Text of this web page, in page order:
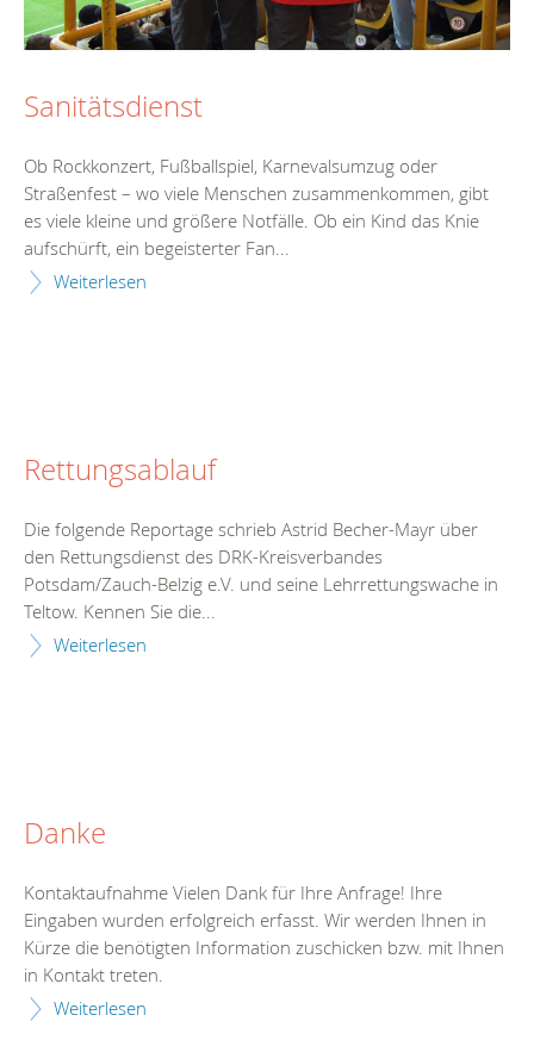
Sanitätsdienst
Ob Rockkonzert, Fußballspiel, Karnevalsumzug oder
Straßenfest – wo viele Menschen zusammenkommen, gibt
es viele kleine und größere Notfälle. Ob ein Kind das Knie
aufschürft, ein begeisterter Fan...
Weiterlesen
Rettungsablauf
Die folgende Reportage schrieb Astrid Becher-Mayr über
den Rettungsdienst des DRK-Kreisverbandes
Potsdam/Zauch-Belzig e.V. und seine Lehrrettungswache in
Teltow. Kennen Sie die...
Weiterlesen
Danke
Kontaktaufnahme Vielen Dank für Ihre Anfrage! Ihre
Eingaben wurden erfolgreich erfasst. Wir werden Ihnen in
Kürze die benötigten Information zuschicken bzw. mit Ihnen
in Kontakt treten.
Weiterlesen